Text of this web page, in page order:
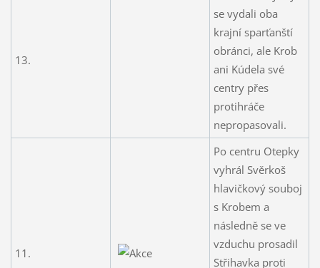
13.
se vydali oba
krajní sparťanští
obránci, ale Krob
ani Kúdela své
centry přes
protihráče
nepropasovali.
11.
Po centru Otepky
vyhrál Svěrkoš
hlavičkový souboj
s Krobem a
následně se ve
vzduchu prosadil
Střihavka proti